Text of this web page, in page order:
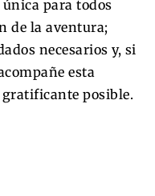
para todos
de la aventura;
necesarios y, si
esta
gratificante posible.